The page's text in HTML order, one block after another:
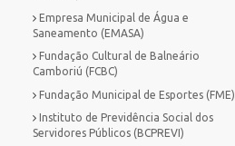
Empresa Municipal de Água e
Saneamento (EMASA)
Fundação Cultural de Balneário
Camboriú (FCBC)
Fundação Municipal de Esportes (FME)
Instituto de Previdência Social dos
Servidores Públicos (BCPREVI)